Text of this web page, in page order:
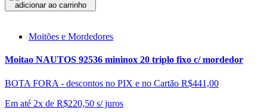
adicionar ao carrinho
Moitões e Mordedores
Moitao NAUTOS 92536 mininox 20 triplo fixo c/ mordedor
BOTA FORA - descontos no PIX e no Cartão R$441,00
Em até 2x de R$220,50 s/ juros